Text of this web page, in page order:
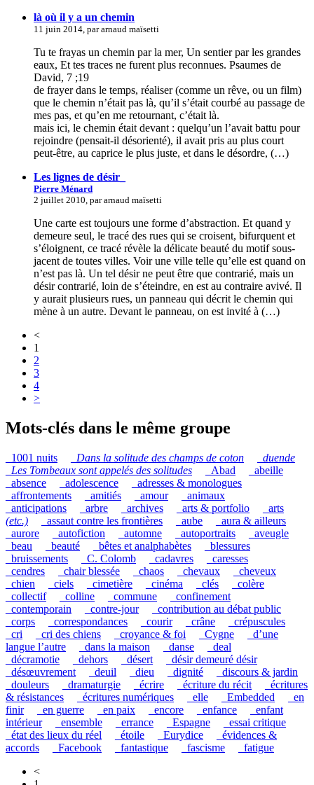
là où il y a un chemin
11 juin 2014, par arnaud maïsetti
Tu te frayas un chemin par la mer, Un sentier par les grandes
eaux, Et tes traces ne furent plus reconnues. Psaumes de
David, 7 ;19
de frayer dans le temps, réaliser (comme un rêve, ou un film)
que le chemin n’était pas là, qu’il s’était courbé au passage de
mes pas, et qu’en me retournant, c’était là.
mais ici, le chemin était devant : quelqu’un l’avait battu pour
rejoindre (pensait-il désorienté), il avait pris au plus court
peut-être, au caprice le plus juste, et dans le désordre, (…)
Les lignes de désir_
Pierre Ménard
2 juillet 2010, par arnaud maïsetti
Une carte est toujours une forme d’abstraction. Et quand y
demeure seul, le tracé des rues qui se croisent, bifurquent et
s’éloignent, ce tracé révèle la délicate beauté du motif sous-
jacent de toutes villes. Voir une ville telle qu’elle est quand on
n’est pas là. Un tel désir ne peut être que contrarié, mais un
désir contrarié, loin de s’éteindre, en est au contraire avivé. Il
y aurait plusieurs rues, un panneau qui décrit le chemin qui
mène à un autre. Devant le panneau, on est invité à (…)
<
1
2
3
4
>
Mots-clés dans le même groupe
_1001 nuits Dans la solitude des champs de coton
duende
Les Tombeaux sont appelés des solitudes _Abad
_abeille
_absence
_adolescence
_adresses & monologues
_affrontements
_amitiés _amour
_animaux
_anticipations
_arbre _archives _arts & portfolio
_arts
(etc.)
_assaut contre les frontières _aube
_aura & ailleurs
_aurore
_autofiction _automne _autoportraits
_aveugle
_beau
_beauté _bêtes et analphabètes
_blessures
_bruissements
_C. Colomb _cadavres
_caresses
_cendres
_chair blessée _chaos _chevaux
_cheveux
_chien
_ciels _cimetière _cinéma _clés
_colère
_collectif
_colline _commune
_confinement
_contemporain
_contre-jour
_contribution au débat public
_corps
_correspondances _courir _crâne
_crépuscules
_cri
_cri des chiens _croyance & foi _Cygne
_d’une
langue l’autre
_dans la maison _danse
_deal
_décramotie
_dehors _désert
_désir demeuré désir
_désœuvrement
_deuil _dieu _dignité
_discours & jardin
_douleurs
_dramaturgie _écrire _écriture du récit
_écritures
& résistances
_écritures numériques _elle _Embedded
_en
finir
_en guerre _en paix _encore _enfance
_enfant
intérieur
_ensemble _errance _Espagne
_essai critique
_état des lieux du réel
_étoile _Eurydice
_évidences &
accords
_Facebook _fantastique _fascisme
_fatigue
<